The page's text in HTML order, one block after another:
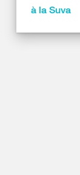
à la Suva